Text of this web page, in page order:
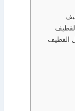
القطيف